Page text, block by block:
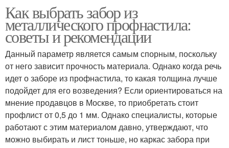
Как выбрать забор из
металлического профнастила:
советы и рекомендации
Данный параметр является самым спорным, поскольку
от него зависит прочность материала. Однако когда речь
идет о заборе из профнастила, то какая толщина лучше
подойдет для его возведения? Если ориентироваться на
мнение продавцов в Москве, то приобретать стоит
профлист от 0,5 до 1 мм. Однако специалисты, которые
работают с этим материалом давно, утверждают, что
можно выбирать и лист тоньше, но каркас забора при